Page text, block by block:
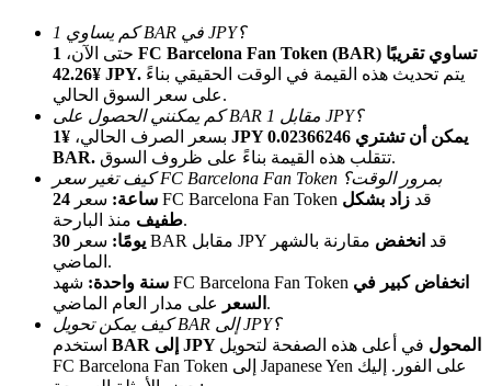
الإحالة
قم بدعوة صديق لتحصل على مكافآت نقدية
Deposit CASHCAT & Win
كم يساوي 1 BAR في JPY؟
حتى الآن، 1 FC Barcelona Fan Token (BAR) تساوي تقريبًا
¥42.26 JPY.
على سعر السوق الحالي.
كم يمكنني الحصول على BAR مقابل 1 JPY؟
بسعر الصرف الحالي،
¥1 JPY يمكن أن تشتري 0.02366246
BAR.
تتقلب هذه القيمة بناءً على ظروف السوق.
كيف تغير سعر FC Barcelona Fan Token بمرور الوقت؟
24 ساعة:
سعر FC Barcelona Fan Token قد زاد بشكل
طفيفمنذ البارحة.
30 يومًا:
سعر BAR مقابل JPY قد انخفض مقارنة بالشهر
الماضي.
سنة واحدة: شهد FC Barcelona Fan Token انخفاض كبير في
السعر على مدار العام الماضي.
كيف يمكن تحويل BAR إلى JPY؟
BAR إلى JPY المحول في أعلى هذه الصفحة لتحويل
FC Barcelona Fan Token إلى Japanese Yen على الفور. إليك